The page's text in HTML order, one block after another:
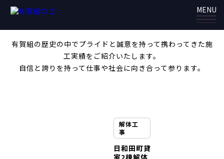
MENU
貸家
ARIGAGUMI
有賀組の歴史の中でプライドと誠意を持って携わってきた施
工実績をご紹介いたします。
自信と誇りを持って仕事や社会に向き合って参ります。
解体工
事
日和田町貸
家2棟解体